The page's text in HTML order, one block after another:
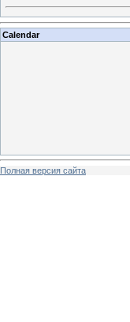
Calendar
Полная версия сайта